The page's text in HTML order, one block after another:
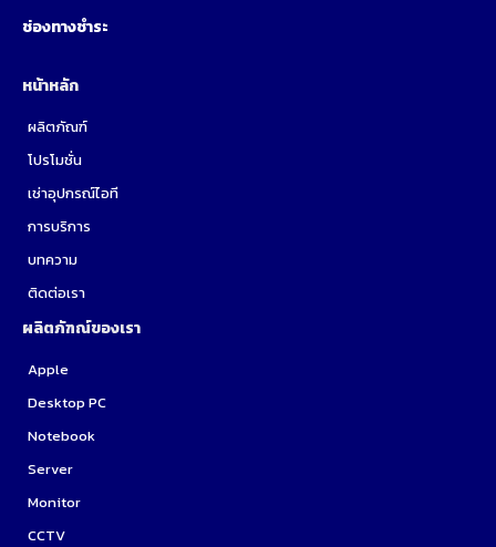
ช่องทางชำระ
หน้าหลัก
ผลิตภัณฑ์
โปรโมชั่น
เช่าอุปกรณ์ไอที
การบริการ
บทความ
ติดต่อเรา
ผลิตภัฑณ์ของเรา
Apple
Desktop PC
Notebook
Server
Monitor
CCTV